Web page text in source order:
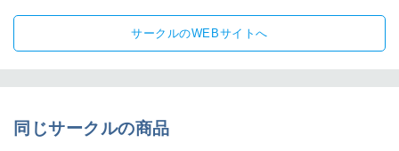
サークルのWEBサイトへ
同じサークルの商品